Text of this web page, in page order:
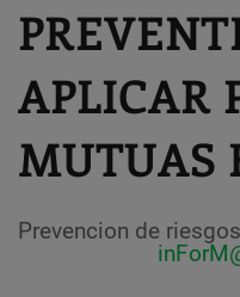
APLICAR
MUTUAS
Prevencion de